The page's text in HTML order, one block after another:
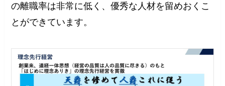
の離職率は非常に低く、優秀な人材を留めおくこ
とができています。